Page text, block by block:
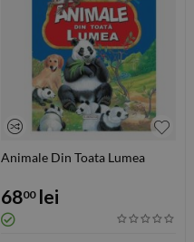
Animale Din Toata Lumea
6800 lei